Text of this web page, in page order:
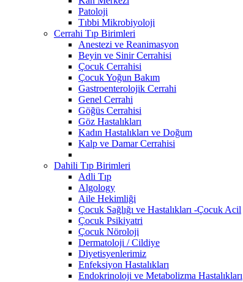
Patoloji
Tıbbi Mikrobiyoloji
Cerrahi Tıp Birimleri
Anestezi ve Reanimasyon
Beyin ve Sinir Cerrahisi
Çocuk Cerrahisi
Çocuk Yoğun Bakım
Gastroenterolojik Cerrahi
Genel Cerrahi
Göğüs Cerrahisi
Göz Hastalıkları
Kadın Hastalıkları ve Doğum
Kalp ve Damar Cerrahisi
Dahili Tıp Birimleri
Adli Tıp
Algology
Aile Hekimliği
Çocuk Sağlığı ve Hastalıkları -Çocuk Acil
Çocuk Psikiyatri
Çocuk Nöroloji
Dermatoloji / Cildiye
Diyetisyenlerimiz
Enfeksiyon Hastalıkları
Endokrinoloji ve Metabolizma Hastalıkları